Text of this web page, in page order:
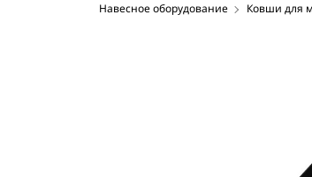
Навесное оборудование Ковши для